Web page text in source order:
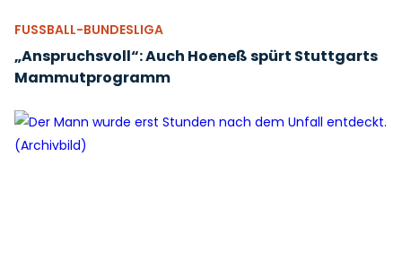
FUSSBALL-BUNDESLIGA
„Anspruchsvoll“: Auch Hoeneß spürt Stuttgarts
Mammutprogramm